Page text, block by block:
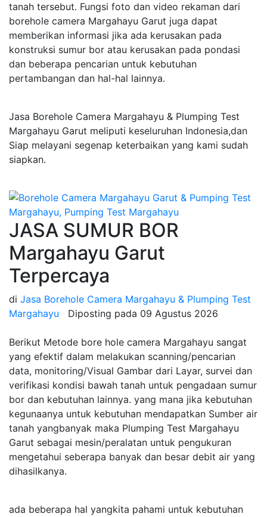
tanah tersebut. Fungsi foto dan video rekaman dari
borehole camera Margahayu Garut juga dapat
memberikan informasi jika ada kerusakan pada
konstruksi sumur bor atau kerusakan pada pondasi
dan beberapa pencarian untuk kebutuhan
pertambangan dan hal-hal lainnya.
Jasa Borehole Camera Margahayu & Plumping Test
Margahayu Garut meliputi keseluruhan Indonesia,dan
Siap melayani segenap keterbaikan yang kami sudah
siapkan.
JASA SUMUR BOR
Margahayu Garut
Terpercaya
di Jasa Borehole Camera Margahayu & Plumping Test
Margahayu
Diposting pada 09 Agustus 2026
Berikut Metode bore hole camera Margahayu sangat
yang efektif dalam melakukan scanning/pencarian
data, monitoring/Visual Gambar dari Layar, survei dan
verifikasi kondisi bawah tanah untuk pengadaan sumur
bor dan kebutuhan lainnya. yang mana jika kebutuhan
kegunaanya untuk kebutuhan mendapatkan Sumber air
tanah yangbanyak maka Plumping Test Margahayu
Garut sebagai mesin/peralatan untuk pengukuran
mengetahui seberapa banyak dan besar debit air yang
dihasilkanya.
ada beberapa hal yangkita pahami untuk kebutuhan